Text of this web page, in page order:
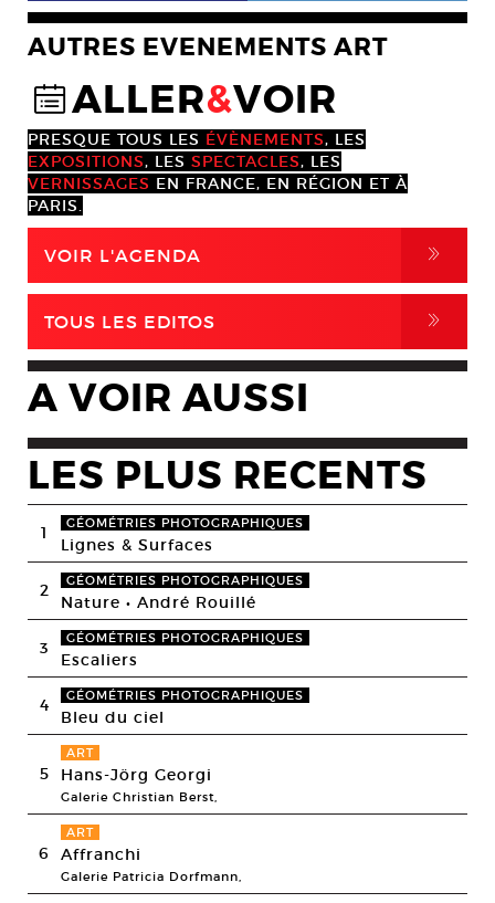
AUTRES EVENEMENTS ART
@ALLER&VOIR
PRESQUE TOUS LES ÉVÈNEMENTS, LES
EXPOSITIONS, LES SPECTACLES, LES
VERNISSAGES EN FRANCE, EN RÉGION ET À
PARIS.
VOIR L'AGENDA ,
TOUS LES EDITOS ,
A VOIR AUSSI
LES PLUS RECENTS
1 GÉOMÉTRIES PHOTOGRAPHIQUES
Lignes & Surfaces
2 GÉOMÉTRIES PHOTOGRAPHIQUES
Nature • André Rouillé
3 GÉOMÉTRIES PHOTOGRAPHIQUES
Escaliers
4 GÉOMÉTRIES PHOTOGRAPHIQUES
Bleu du ciel
5
ART
Hans-Jörg Georgi
Galerie Christian Berst,
6
ART
Affranchi
Galerie Patricia Dorfmann,